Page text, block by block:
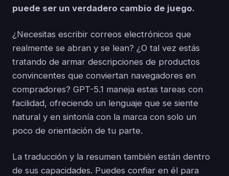
puede ser un verdadero cambio de juego.
¿Necesitas escribir correos electrónicos que
realmente se abran y se lean? ¿O tal vez estás
tratando de armar descripciones de productos
convincentes que conviertan navegadores en
compradores? GPT-5.1 maneja estas tareas con
facilidad, ofreciendo un lenguaje que se siente
natural y en sintonía con la marca con solo un
poco de orientación de tu parte.
La traducción y la resumen también están dentro
de sus capacidades. Puedes confiar en él para